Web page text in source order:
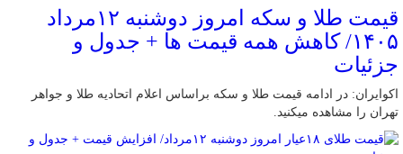
قیمت طلا و سکه امروز دوشنبه ۱۲مرداد
۱۴۰۵/ کاهش همه قیمت ها + جدول و
جزئیات
اکوایران: در ادامه قیمت طلا و سکه براساس اعلام اتحادیه طلا و جواهر
تهران را مشاهده میکنید.